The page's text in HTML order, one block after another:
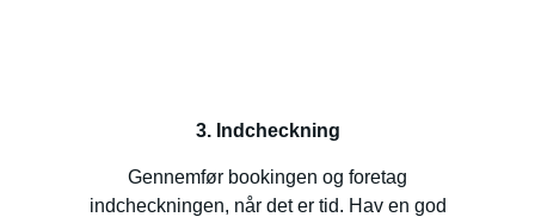
3. Indcheckning
Gennemfør bookingen og foretag
indcheckningen, når det er tid. Hav en god